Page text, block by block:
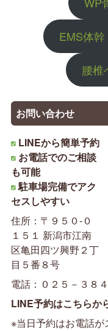
EMS体
腰椎
お問い合わせ
LINEから簡単予約
お電話でのご相談
も可能
駐車場完備でアク
セスしやすい
住所：〒９５０-０
１５１ 新潟市江南
区亀田四ツ興野２丁
目５番８号
電話：０２５－３８
LINE予約はこちらか
※当日予約はお電話